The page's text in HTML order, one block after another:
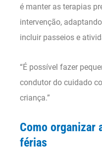
é manter as terapias
intervenção,
incluir passeios e
“É possível fazer
condutor do cuidado
criança.”
Como organizar
férias